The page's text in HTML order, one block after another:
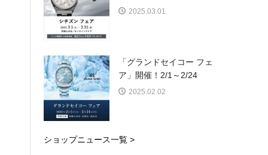
2025.03.01
「グランドセイコー フェ
ア」開催！2/1～2/24
2025.02.02
ショップニュース一覧 >